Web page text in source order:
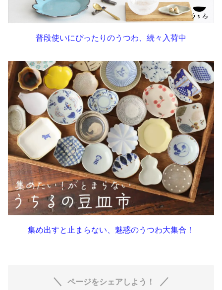
普段使いにぴったりのうつわ、続々入荷中
集め出すと止まらない、魅惑のうつわ大集合！
ページをシェアしよう！